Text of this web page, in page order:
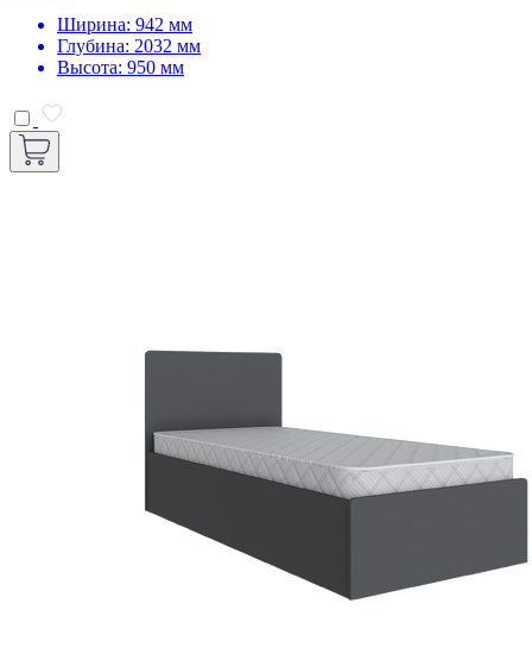
Ширина: 942 мм
Глубина: 2032 мм
Высота: 950 мм